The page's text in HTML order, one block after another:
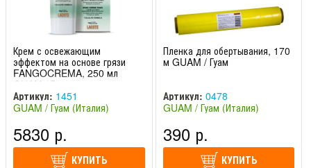
Крем с освежающим
эффектом на основе грязи
FANGOCREMA, 250 мл
GUAM / Гуам
Артикул: 1451
GUAM / Гуам (Италия)
5830 р.
КУПИТЬ
Пленка для обертывания, 170
м GUAM / Гуам
Артикул: 0478
GUAM / Гуам (Италия)
390 р.
КУПИТЬ